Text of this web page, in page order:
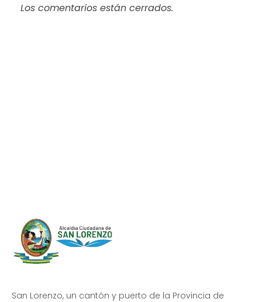
Los comentarios están cerrados.
San Lorenzo, un cantón y puerto de la Provincia de